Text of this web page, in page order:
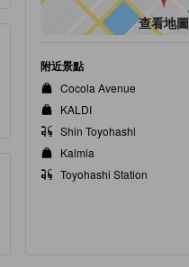
查看地圖
附近景點
Cocola Avenue
KALDI
Shin Toyohashi
Kalmia
Toyohashi Station